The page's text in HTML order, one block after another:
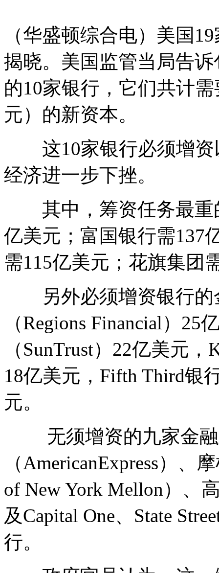
（华盛顿综合电）美国
揭晓。美国监管当局告
的10家银行，它们共计
元）的新资本。
这10家银行必须增资
经济进一步下挫。
其中，筹资任务最重
亿美元；富国银行需137
需115亿美元；花旗集团
另外必须增资银行的
（Regions Financial）
（SunTrust）22亿美元
18亿美元，Fifth Third银
元。
无须增资的九家金融
（AmericanExpress）、
of New York Mellon）、
及Capital One、State
行。